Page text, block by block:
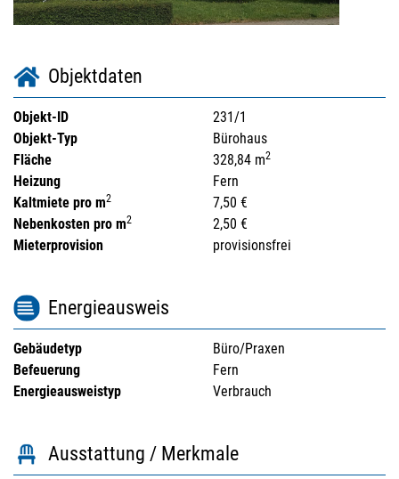
Objektdaten
Objekt-ID
231/1
Objekt-Typ
Bürohaus
Fläche
328,84 m2
Heizung
Fern
Kaltmiete pro m2
7,50 €
Nebenkosten pro m2
2,50 €
Mieterprovision
provisionsfrei
Energieausweis
Gebäudetyp
Büro/Praxen
Befeuerung
Fern
Energieausweistyp
Verbrauch
Ausstattung / Merkmale